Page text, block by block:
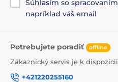
Súhlasím so spracovaním
napríklad váš email
Potrebujete poradiť offline
Zákaznický servis je k dispozícii
+421220255160